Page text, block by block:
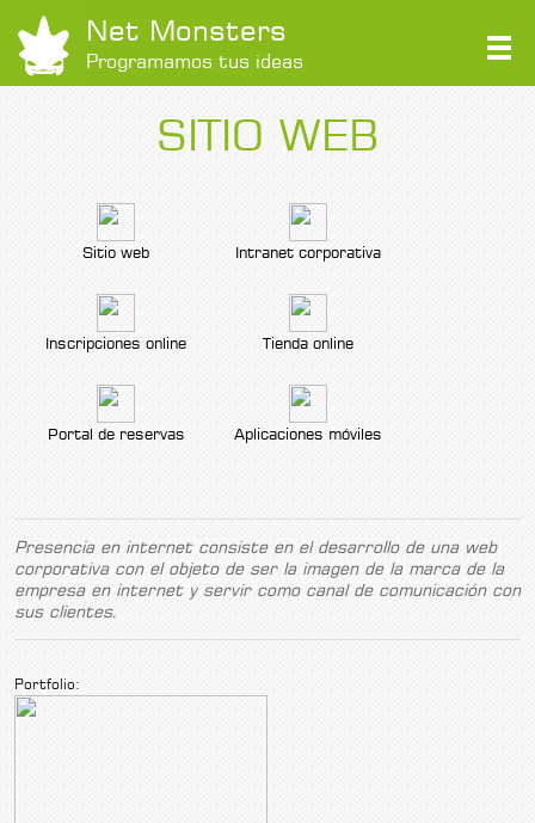
Net Monsters
Programamos tus ideas
SITIO WEB
Sitio web Intranet corporativa
Inscripciones online Tienda online
Portal de reservas Aplicaciones móviles
Presencia en internet consiste en el desarrollo de una web
corporativa con el objeto de ser la imagen de la marca de la
empresa en internet y servir como canal de comunicación con
sus clientes.
Portfolio: